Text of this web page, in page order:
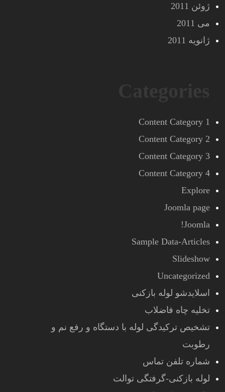
ژوئن 2011
می 2011
ژانویه 2011
Content Category 1
Content Category 2
Content Category 3
Content Category 4
Explore
Joomla page
Joomla!
Sample Data-Articles
Slideshow
Uncategorized
اسلایدشو لوله بازکنی
تخلیه چاه فاضلاب
تشخیص ترکیدگی لوله با دستگاه و رفع نم و
رطوبت
شماره تلفن تماس
لوله بازکنی-گرفتگی توالت